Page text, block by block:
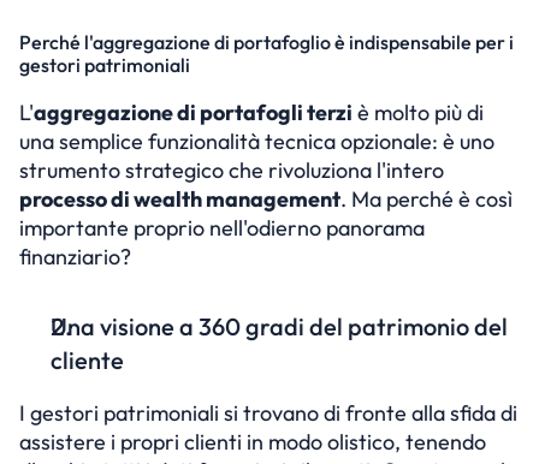
Perché l'aggregazione di portafoglio è indispensabile per i
gestori patrimoniali
L'aggregazione di portafogli terzi è molto più di
una semplice funzionalità tecnica opzionale: è uno
processo di wealth management. Ma perché è così
importante proprio nell'odierno panorama
finanziario?
Una visione a 360 gradi del patrimonio del
cliente
I gestori patrimoniali si trovano di fronte alla sfida di
assistere i propri clienti in modo olistico, tenendo